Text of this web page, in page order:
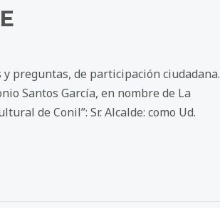
preguntas, de participación ciudadana.
Santos García, en nombre de La
de Conil”: Sr. Alcalde: como Ud.